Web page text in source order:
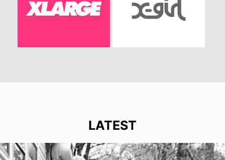
LATEST